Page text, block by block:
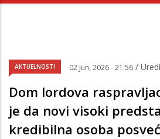
AKTUELNOSTI 02 Jun, 2026 - 21:56 /
Dom lordova
je da novi visoki
kredibilna osoba